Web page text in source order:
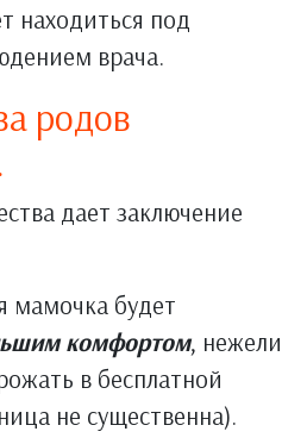
находиться под
врача.
родов
дает заключение
мамочка будет
комфортом, нежели
в бесплатной
не существенна).